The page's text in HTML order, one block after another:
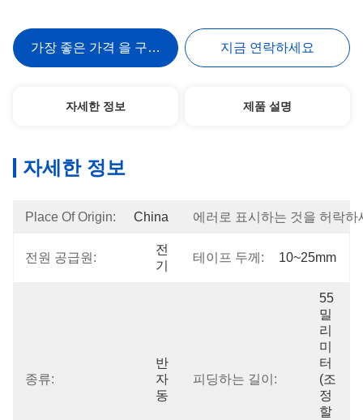
가장 좋은 가격 을 구하라 지금 연락하세요
자세한 정보 제품 설명
자세한 정보
Place Of Origin: China 에러로 표시하는 것을 허락하
전원 공급원:
전
기
테이프 두께: 10~25mm
종류:
반
자
동
피딩하는 길이:
55
밀
리
미
터
(조
정
할